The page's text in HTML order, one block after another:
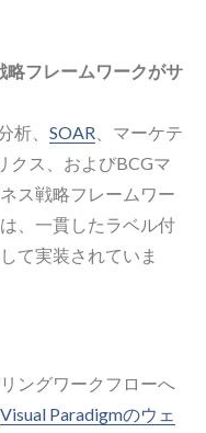
フレームワークがサ
析、 SOAR 、マーケテ
クス、およびBCGマ
ス戦略フレームワー
、一貫したラベル付
て実装されていま
ングワークフローへ
Visual Paradigmのウェ